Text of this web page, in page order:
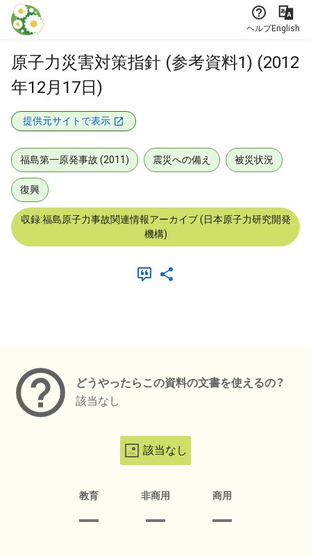
本文に飛ぶ
ヘルプEnglish
原子力災害対策指針 (参考資料1) (2012
年12月17日)
提供元サイトで表示
福島第一原発事故 (2011) 震災への備え 被災状況
復興
収録:福島原子力事故関連情報アーカイブ (日本原子力研究開発
機構)
どうやったらこの資料の文書を使えるの？
該当なし
該当なし
教育 非商用 商用